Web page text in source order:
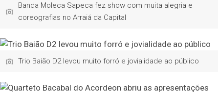
Banda Moleca Sapeca fez show com muita alegria e
coreografias no Arraiá da Capital
Trio Baião D2 levou muito forró e jovialidade ao público